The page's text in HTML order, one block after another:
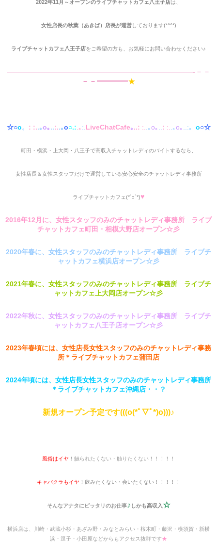
2022年11月～オープンのライブチャットカフェ八王子店は、
女性店長の秋葉（あきば）店長が運営しております(*^^*)
ライブチャットカフェ八王子店をご希望の方も、お気軽にお問い合わせください♪
————————————————————————-－－
－－━━━━★
☆○o。 : :..｡o｡..:..｡o○.: .｡:. LiveChatCafe｡..: :. .｡o｡ : :. .｡o｡ ..:。 o○☆
町田・横浜・上大岡・八王子で高収入チャットレディのバイトするなら、
女性店長＆女性スタッフだけで運営している安心安全のチャットレディ事務所
ライブチャットカフェ(*´ｪ`*)♥
2016年12月に、女性スタッフのみのチャットレディ事務所 ライブ
チャットカフェ町田・相模大野店オープン☆彡
2020年春に、女性スタッフのみのチャットレディ事務所 ライブチ
ャットカフェ横浜店オープン☆彡
2021年春に、女性スタッフのみのチャットレディ事務所 ライブチ
ャットカフェ上大岡店オープン☆彡
2022年秋に、 女性スタッフのみのチャットレディ事務所 ライブチ
ャットカフェ八王子店オープン☆彡
2023年春頃には、女性店長女性スタッフのみのチャットレディ事務
所＊ライブチャットカフェ蒲田店
2024年頃には、女性店長女性スタッフのみのチャットレディ事務所
＊ライブチャットカフェ沖縄店・・？
新規オープン予定です(((o(*ﾟ▽ﾟ*)o)))♪
風俗はイヤ ！触られたくない・触りたくない！！！！！
キャバクラもイヤ ！飲みたくない・会いたくない！！！！！
そんなアナタにピッタリのお仕事♪ しかも高収入☆
横浜店は、川崎・武蔵小杉・あざみ野・みなとみらい・桜木町・藤沢・横須賀・新横
浜・逗子・小田原などからもアクセス抜群です★